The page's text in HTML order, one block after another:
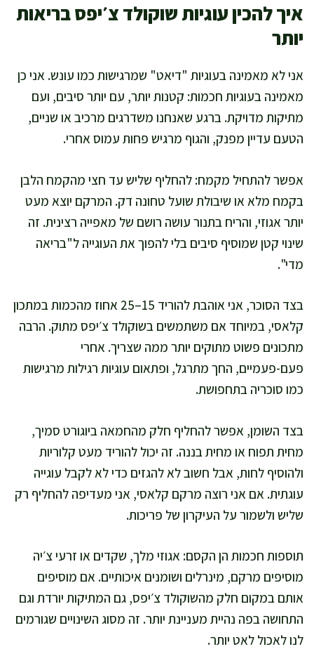
איך להכין עוגיות שוקולד צ׳יפס בריאות
יותר
אני לא מאמינה בעוגיות "דיאט" שמרגישות כמו עונש. אני כן
מאמינה בעוגיות חכמות: קטנות יותר, עם יותר סיבים, ועם
מתיקות מדויקת. ברגע שאנחנו משדרגים מרכיב או שניים,
הטעם עדיין מפנק, והגוף מרגיש פחות עמוס אחרי.
אפשר להתחיל מקמח: להחליף שליש עד חצי מהקמח הלבן
בקמח מלא או שיבולת שועל טחונה דק. המרקם יוצא מעט
יותר אגוזי, והריח בתנור עושה רושם של מאפייה רצינית. זה
שינוי קטן שמוסיף סיבים בלי להפוך את העוגייה ל"בריאה
מדי".
בצד הסוכר, אני אוהבת להוריד 15–25 אחוז מהכמות במתכון
קלאסי, במיוחד אם משתמשים בשוקולד צ׳יפס מתוק. הרבה
מתכונים פשוט מתוקים יותר ממה שצריך. אחרי
פעם-פעמיים, החך מתרגל, ופתאום עוגיות רגילות מרגישות
כמו סוכריה בתחפושת.
בצד השומן, אפשר להחליף חלק מהחמאה ביוגורט סמיך,
מחית תפוח או מחית בננה. זה יכול להוריד מעט קלוריות
ולהוסיף לחות, אבל חשוב לא להגזים כדי לא לקבל עוגייה
עוגתית. אם אני רוצה מרקם קלאסי, אני מעדיפה להחליף רק
שליש ולשמור על העיקרון של פריכות.
תוספות חכמות הן הקסם: אגוזי מלך, שקדים או זרעי צ׳יה
מוסיפים מרקם, מינרלים ושומנים איכותיים. אם מוסיפים
אותם במקום חלק מהשוקולד צ׳יפס, גם המתיקות יורדת וגם
התחושה בפה נהיית מעניינת יותר. זה מסוג השינויים שגורמים
לנו לאכול לאט יותר.